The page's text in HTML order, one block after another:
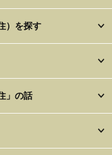
）を探す
」の話